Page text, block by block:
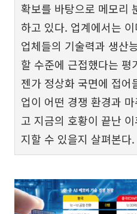
확보를 바탕으로 메모리
하고 있다. 업계에서는
업체들의 기술력과 생산
할 수준에 근접했다는 평
젠가 정상화 국면에 접어
업이 어떤 경쟁 환경과
고 지금의 호황이 끝난
지할 수 있을지 살펴본다.